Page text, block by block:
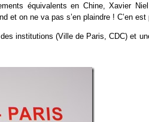
équivalents en Chine, Xavier
et on ne va pas s’en plaindre ! C’en est
institutions (Ville de Paris, CDC) et